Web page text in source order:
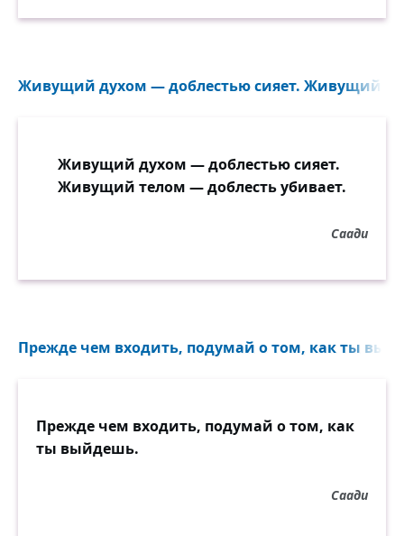
Живущий духом — доблестью сияет. Живущий
Живущий духом — доблестью сияет.
Живущий телом — доблесть убивает.
Саади
Прежде чем входить, подумай о том, как ты
Прежде чем входить, подумай о том, как
ты выйдешь.
Саади